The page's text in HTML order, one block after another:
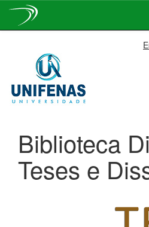
navigation
Biblioteca
Teses e